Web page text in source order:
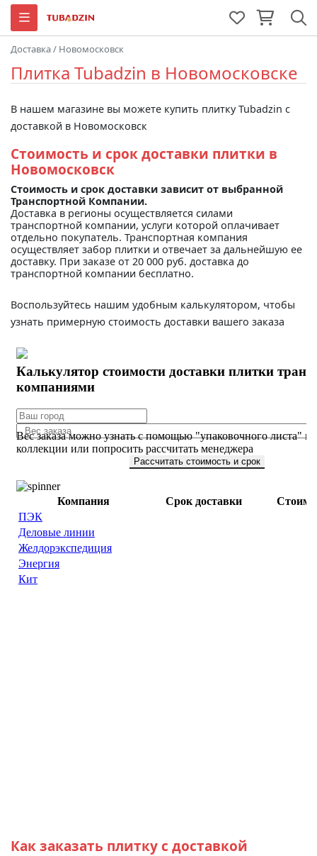
Доставка/ Новомосковск
Плитка Tubadzin в Новомосковске
В нашем магазине вы можете купить плитку Tubadzin с
доставкой в Новомосковск
Стоимость и срок доставки плитки в
Новомосковск
Стоимость и срок доставки зависит от выбранной
Транспортной Компании.
Доставка в регионы осуществляется силами
транспортной компании, услуги которой оплачивает
отдельно покупатель. Транспортная компания
осуществляет забор плитки и отвечает за дальнейшую ее
доставку. При заказе от 20 000 руб. доставка до
транспортной компании бесплатно.
Воспользуйтесь нашим удобным калькулятором, чтобы
узнать примерную стоимость доставки вашего заказа
Как заказать плитку с доставкой